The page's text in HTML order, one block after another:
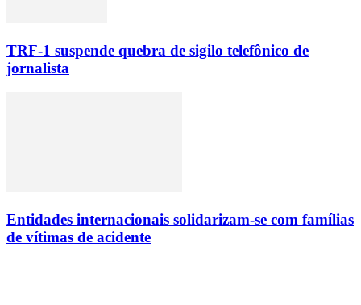
TRF-1 suspende quebra de sigilo telefônico de
jornalista
Entidades internacionais solidarizam-se com famílias
de vítimas de acidente